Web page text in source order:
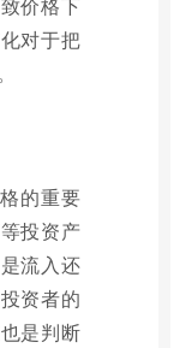
价格下
对于把
的重要
投资产
流入还
资者的
是判断